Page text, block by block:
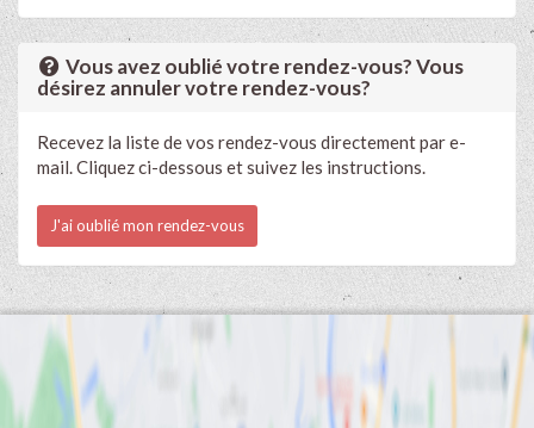
Vous avez oublié votre rendez-vous? Vous
désirez annuler votre rendez-vous?
Recevez la liste de vos rendez-vous directement par e-
mail. Cliquez ci-dessous et suivez les instructions.
J'ai oublié mon rendez-vous